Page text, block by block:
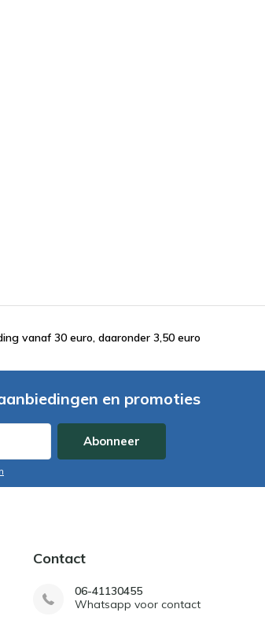
vanaf 30 euro, daaronder 3,50 euro
en promoties
Abonneer
Contact
06-41130455
Whatsapp voor contact